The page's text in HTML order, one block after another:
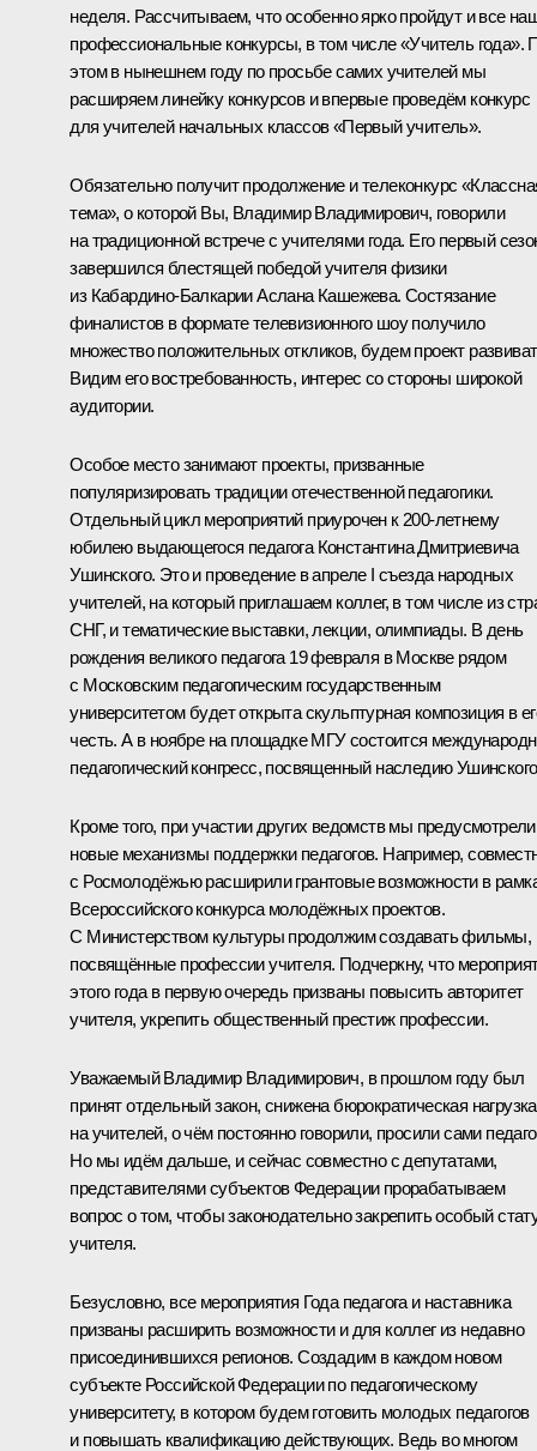
неделя. Рассчитываем, что особенно ярко пройдут и все
профессиональные конкурсы, в том числе «Учитель года».
этом в нынешнем году по просьбе самих учителей мы
расширяем линейку конкурсов и впервые проведём конкурс
для учителей начальных классов «Первый учитель».
Обязательно получит продолжение и телеконкурс
тема», о которой Вы, Владимир Владимирович, говорили
на традиционной встрече с учителями года. Его первый
завершился блестящей победой учителя физики
из Кабардино-Балкарии Аслана Кашежева. Состязание
финалистов в формате телевизионного шоу получило
множество положительных откликов, будем проект
Видим его востребованность, интерес со стороны широкой
аудитории.
Особое место занимают проекты, призванные
популяризировать традиции отечественной педагогики.
Отдельный цикл мероприятий приурочен к 200-летнему
юбилею выдающегося педагога Константина Дмитриевича
Ушинского. Это и проведение в апреле I съезда народных
учителей, на который приглашаем коллег, в том числе из
СНГ, и тематические выставки, лекции, олимпиады. В день
рождения великого педагога 19 февраля в Москве рядом
с Московским педагогическим государственным
университетом будет открыта скульптурная композиция в
честь. А в ноябре на площадке МГУ состоится
педагогический конгресс, посвященный наследию
Кроме того, при участии других ведомств мы предусмотрели
новые механизмы поддержки педагогов. Например,
с Росмолодёжью расширили грантовые возможности в
Всероссийского конкурса молодёжных проектов.
С Министерством культуры продолжим создавать фильмы,
посвящённые профессии учителя. Подчеркну, что
этого года в первую очередь призваны повысить авторитет
учителя, укрепить общественный престиж профессии.
Уважаемый Владимир Владимирович, в прошлом году был
принят отдельный закон, снижена бюрократическая нагрузка
на учителей, о чём постоянно говорили, просили сами
Но мы идём дальше, и сейчас совместно с депутатами,
представителями субъектов Федерации прорабатываем
вопрос о том, чтобы законодательно закрепить особый
учителя.
Безусловно, все мероприятия Года педагога и наставника
призваны расширить возможности и для коллег из недавно
присоединившихся регионов. Создадим в каждом новом
субъекте Российской Федерации по педагогическому
университету, в котором будем готовить молодых педагогов
и повышать квалификацию действующих. Ведь во многом